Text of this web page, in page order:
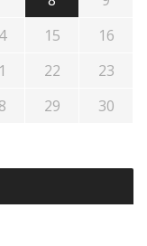
15
16
22
23
29
30